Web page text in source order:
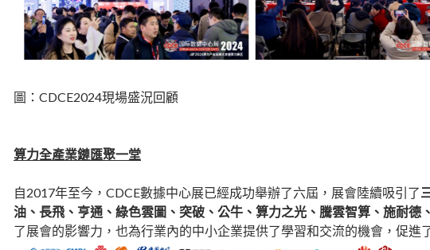
圖：CDCE2024現場盛況回顧
算力全產業鏈匯聚一堂
自2017年至今，CDCE數據中心展已經成功舉辦了六屆，展會陸續吸引了
油、長飛、亨通、綠色雲圖、突破、公牛、算力之光、騰雲智算、施耐
了展會的影響力，也為行業內的中小企業提供了學習和交流的機會，促進